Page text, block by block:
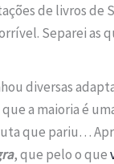
de livros de
Separei as
diversas
a maioria é
que pariu…
, que pelo o que